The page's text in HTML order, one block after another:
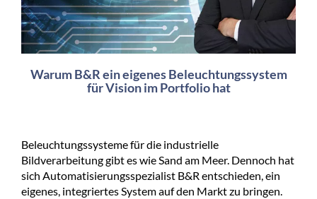
Warum B&R ein eigenes Beleuchtungssystem
für Vision im Portfolio hat
Beleuchtungssysteme für die industrielle
Bildverarbeitung gibt es wie Sand am Meer. Dennoch hat
sich Automatisierungsspezialist B&R entschieden, ein
eigenes, integriertes System auf den Markt zu bringen.